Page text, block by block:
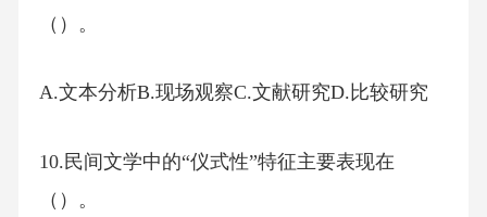
（）。
A.文本分析B.现场观察C.文献研究D.比较研究
10.民间文学中的“仪式性”特征主要表现在
（）。